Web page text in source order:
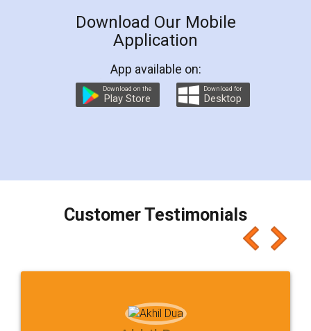
Download Our Mobile
Application
App available on:
Download on the
Play Store
Download for
Desktop
Customer Testimonials